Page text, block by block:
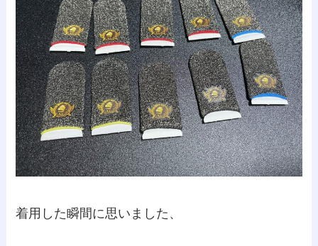
着用した瞬間に思いました、